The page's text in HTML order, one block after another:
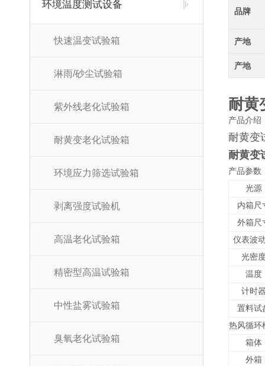
环境温度测试设备
快速温变试验箱
淋雨/砂尘试验箱
紫外线老化试验箱
耐黄变老化试验箱
环境应力筛选试验箱
剥离强度试验机
高温老化试验箱
精密型高温试验箱
中性盐雾试验箱
臭氧老化试验箱
品牌
产地
产地
耐黄
产品介绍
耐黄变
耐黄变
产品参数
光源
内箱尺
外箱尺
仪表波
光密
温度
计时
置料试
热风循环
箱体
外箱